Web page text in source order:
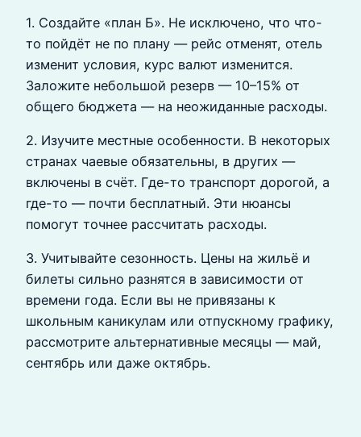
1. Создайте «план Б». Не исключено, что что-
то пойдёт не по плану — рейс отменят, отель
изменит условия, курс валют изменится.
Заложите небольшой резерв — 10–15% от
общего бюджета — на неожиданные расходы.
2. Изучите местные особенности. В некоторых
странах чаевые обязательны, в других —
включены в счёт. Где-то транспорт дорогой, а
где-то — почти бесплатный. Эти нюансы
помогут точнее рассчитать расходы.
3. Учитывайте сезонность. Цены на жильё и
билеты сильно разнятся в зависимости от
времени года. Если вы не привязаны к
школьным каникулам или отпускному графику,
рассмотрите альтернативные месяцы — май,
сентябрь или даже октябрь.